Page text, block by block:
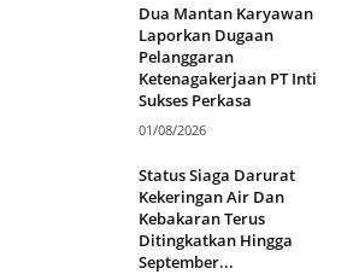
Dua Mantan Karyawan
Laporkan Dugaan
Pelanggaran
Ketenagakerjaan PT Inti
Sukses Perkasa
01/08/2026
Status Siaga Darurat
Kekeringan Air Dan
Kebakaran Terus
Ditingkatkan Hingga
September...